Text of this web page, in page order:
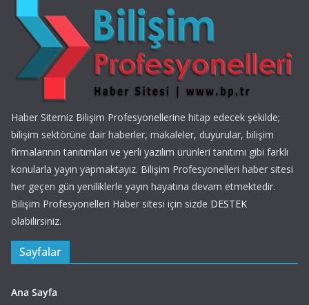
Haber Sitemiz Bilişim Profesyonellerine hitap edecek şekilde;
bilişim sektörüne dair haberler, makaleler, duyurular, bilişim
firmalarının tanıtımları ve yerli yazılım ürünleri tanıtımı gibi farklı
konularla yayın yapmaktayız. Bilişim Profesyonelleri haber sitesi
her geçen gün yeniliklerle yayın hayatına devam etmektedir.
Bilişim Profesyonelleri Haber sitesi için sizde DESTEK
olabilirsiniz.
Sayfalar
Ana Sayfa